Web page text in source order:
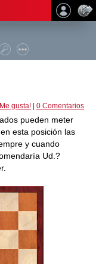
Me gusta! 0 Comentarios
pueden meter
esta posición las
y cuando
Ud.?